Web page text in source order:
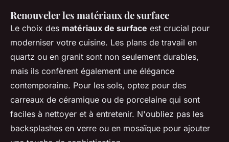
Renouveler les matériaux de surface
Le choix des matériaux de surface est crucial pour
moderniser votre cuisine. Les plans de travail en
quartz ou en granit sont non seulement durables,
mais ils confèrent également une élégance
contemporaine. Pour les sols, optez pour des
carreaux de céramique ou de porcelaine qui sont
faciles à nettoyer et à entretenir. N'oubliez pas les
backsplashes en verre ou en mosaïque pour ajouter